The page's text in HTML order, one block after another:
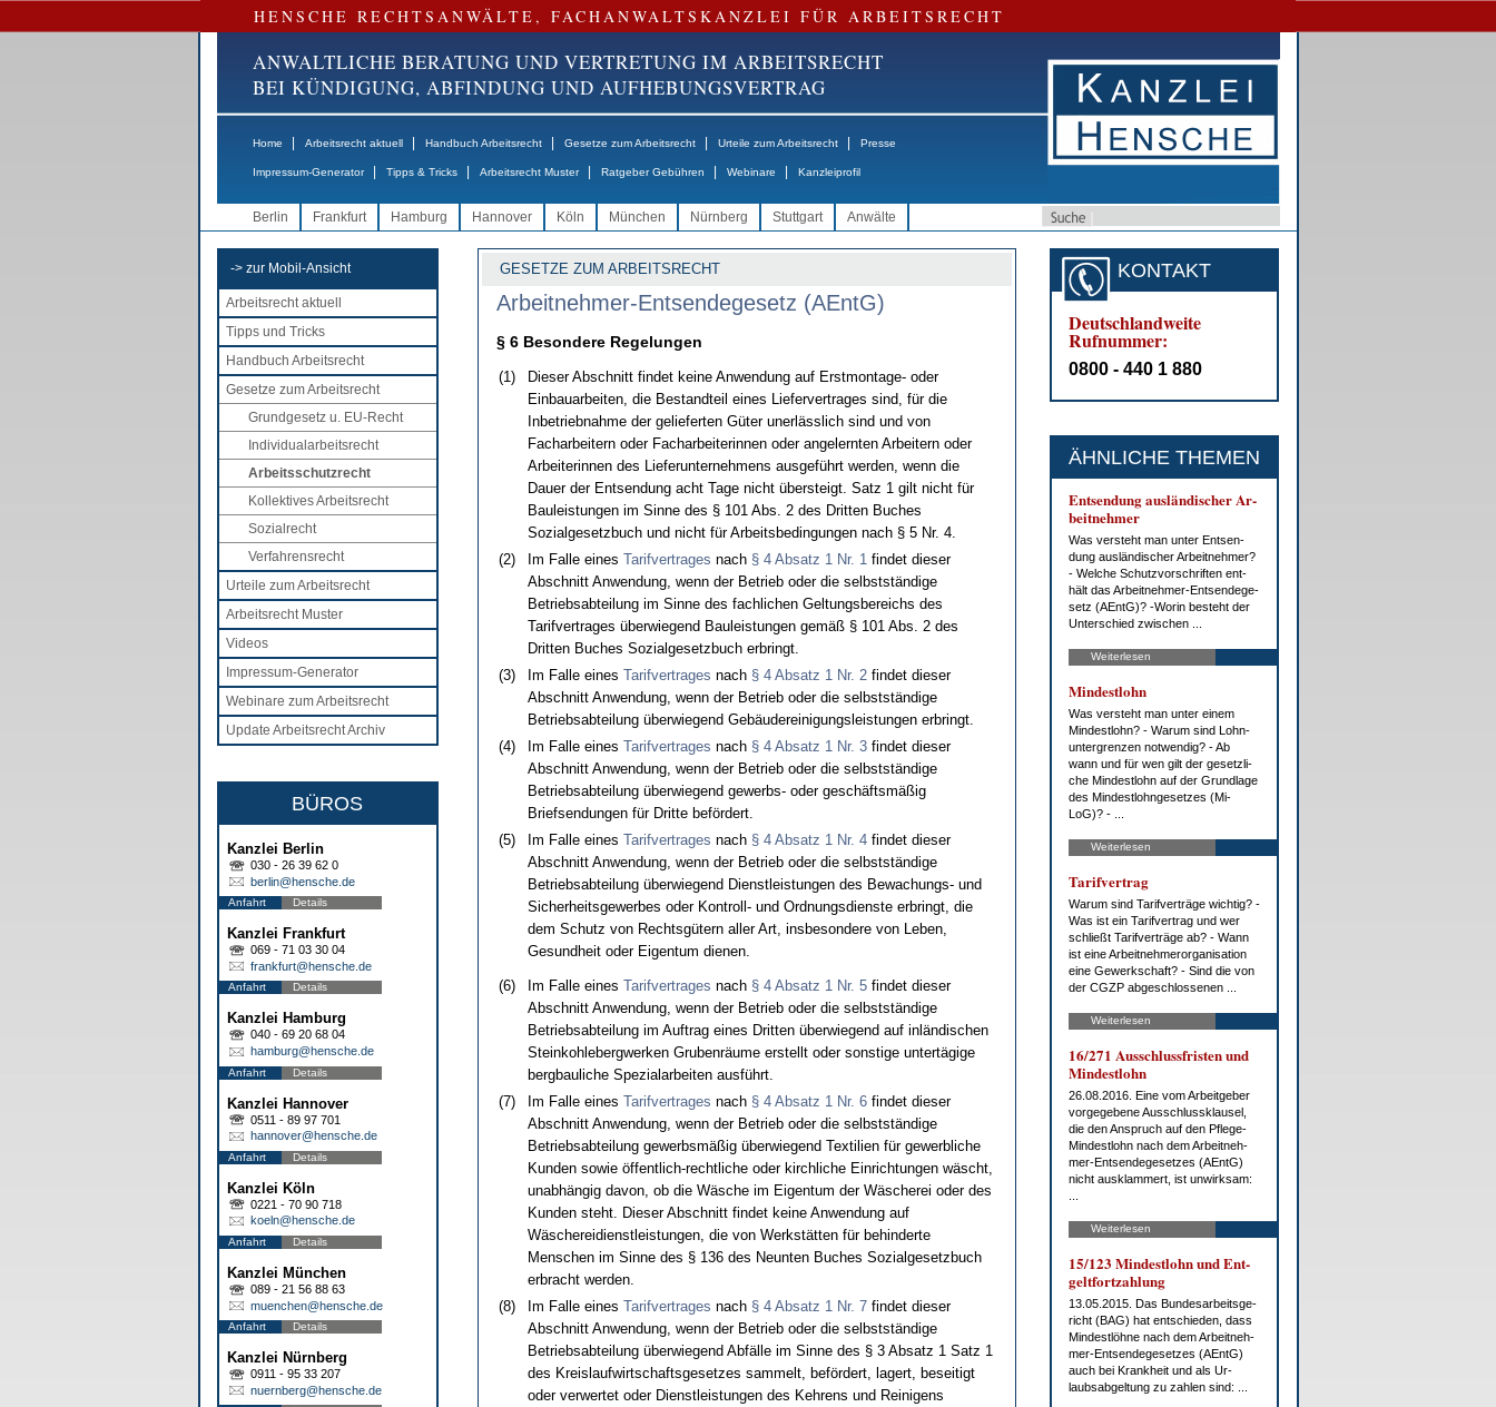
HENSCHE RECHTSANWÄLTE, FACHANWALTSKANZLEI FÜR ARBEITSRECHT
ANWALTLICHE BERATUNG UND VERTRETUNG IM ARBEITSRECHT
BEI KÜNDIGUNG, ABFINDUNG UND AUFHEBUNGSVERTRAG
Home Arbeitsrecht aktuell Handbuch Arbeitsrecht Gesetze zum Arbeitsrecht Urteile zum Arbeitsrecht Presse
Impressum-Generator Tipps & Tricks Arbeitsrecht Muster Ratgeber Gebühren Webinare Kanzleiprofil
Berlin Frankfurt Hamburg Hannover Köln München Nürnberg Stuttgart Anwälte
-> zur Mobil-Ansicht
Arbeitsrecht aktuell
Tipps und Tricks
Handbuch Arbeitsrecht
Gesetze zum Arbeitsrecht
Grundgesetz u. EU-Recht
Individualarbeitsrecht
Arbeitsschutzrecht
Kollektives Arbeitsrecht
Sozialrecht
Verfahrensrecht
Urteile zum Arbeitsrecht
Arbeitsrecht Muster
Videos
Impressum-Generator
Webinare zum Arbeitsrecht
Update Arbeitsrecht Archiv
BÜROS
Kanzlei Berlin
030 - 26 39 62 0
berlin@hensche.de
Anfahrt Details
Kanzlei Frankfurt
069 - 71 03 30 04
frankfurt@hensche.de
Anfahrt Details
Kanzlei Hamburg
040 - 69 20 68 04
hamburg@hensche.de
Anfahrt Details
Kanzlei Hannover
0511 - 89 97 701
hannover@hensche.de
Anfahrt Details
Kanzlei Köln
0221 - 70 90 718
koeln@hensche.de
Anfahrt Details
Kanzlei München
089 - 21 56 88 63
muenchen@hensche.de
Anfahrt Details
Kanzlei Nürnberg
0911 - 95 33 207
nuernberg@hensche.de
GESETZE ZUM ARBEITSRECHT
Arbeitnehmer-Entsendegesetz (AEntG)
§ 6 Besondere Regelungen
(1)
Dieser Abschnitt findet keine Anwendung auf Erstmontage- oder
Einbauarbeiten, die Bestandteil eines Liefervertrages sind, für die
Inbetriebnahme der gelieferten Güter unerlässlich sind und von
Facharbeitern oder Facharbeiterinnen oder angelernten Arbeitern oder
Arbeiterinnen des Lieferunternehmens ausgeführt werden, wenn die
Dauer der Entsendung acht Tage nicht übersteigt. Satz 1 gilt nicht für
Bauleistungen im Sinne des § 101 Abs. 2 des Dritten Buches
Sozialgesetzbuch und nicht für Arbeitsbedingungen nach § 5 Nr. 4.
(2)
Im Falle eines Tarifvertrages nach § 4 Absatz 1 Nr. 1findet dieser
Abschnitt Anwendung, wenn der Betrieb oder die selbstständige
Betriebsabteilung im Sinne des fachlichen Geltungsbereichs des
Tarifvertrages überwiegend Bauleistungen gemäß § 101 Abs. 2 des
Dritten Buches Sozialgesetzbuch erbringt.
(3)
Im Falle eines Tarifvertrages nach § 4 Absatz 1 Nr. 2findet dieser
Abschnitt Anwendung, wenn der Betrieb oder die selbstständige
Betriebsabteilung überwiegend Gebäudereinigungsleistungen erbringt.
(4)
Im Falle eines Tarifvertrages nach § 4 Absatz 1 Nr. 3findet dieser
Abschnitt Anwendung, wenn der Betrieb oder die selbstständige
Betriebsabteilung überwiegend gewerbs- oder geschäftsmäßig
Briefsendungen für Dritte befördert.
(5)
Im Falle eines Tarifvertrages nach § 4 Absatz 1 Nr. 4findet dieser
Abschnitt Anwendung, wenn der Betrieb oder die selbstständige
Betriebsabteilung überwiegend Dienstleistungen des Bewachungs- und
Sicherheitsgewerbes oder Kontroll- und Ordnungsdienste erbringt, die
dem Schutz von Rechtsgütern aller Art, insbesondere von Leben,
Gesundheit oder Eigentum dienen.
(6) Im Falle eines Tarifvertrages nach § 4 Absatz 1 Nr. 5findet dieser
Abschnitt Anwendung, wenn der Betrieb oder die selbstständige
Betriebsabteilung im Auftrag eines Dritten überwiegend auf inländischen
Steinkohlebergwerken Grubenräume erstellt oder sonstige untertägige
bergbauliche Spezialarbeiten ausführt.
(7)
Im Falle eines Tarifvertrages nach § 4 Absatz 1 Nr. 6findet dieser
Abschnitt Anwendung, wenn der Betrieb oder die selbstständige
Betriebsabteilung gewerbsmäßig überwiegend Textilien für gewerbliche
Kunden sowie öffentlich-rechtliche oder kirchliche Einrichtungen wäscht,
unabhängig davon, ob die Wäsche im Eigentum der Wäscherei oder des
Kunden steht. Dieser Abschnitt findet keine Anwendung auf
Wäschereidienstleistungen, die von Werkstätten für behinderte
Menschen im Sinne des § 136 des Neunten Buches Sozialgesetzbuch
erbracht werden.
(8)
Im Falle eines Tarifvertrages nach § 4 Absatz 1 Nr. 7findet dieser
Abschnitt Anwendung, wenn der Betrieb oder die selbstständige
Betriebsabteilung überwiegend Abfälle im Sinne des § 3 Absatz 1 Satz 1
des Kreislaufwirtschaftsgesetzes sammelt, befördert, lagert, beseitigt
oder verwertet oder Dienstleistungen des Kehrens und Reinigens
KONTAKT
Deutschlandweite
Rufnummer:
0800 - 440 1 880
ÄHNLICHE THEMEN
Ent­sen­dung aus­län­di­scher Ar­
beit­neh­mer
Was ver­steht man un­ter Ent­sen­
dung aus­län­di­scher Ar­beit­neh­mer?
- Wel­che Schutz­vor­schrif­ten ent­
hält das Ar­beit­neh­mer-Ent­sen­de­ge­
setz (AEntG)? -Wor­in be­steht der
Un­ter­schied zwi­schen ...
Weiterlesen
Min­dest­lohn
Was ver­steht man un­ter ei­nem
Min­dest­lohn? - War­um sind Lohn­
un­ter­gren­zen not­wen­dig? - Ab
wann und für wen gilt der ge­setz­li­
che Min­dest­lohn auf der Grund­la­ge
des Min­dest­l­ohn­ge­set­zes (Mi­
LoG)? - ...
Weiterlesen
Ta­rif­ver­trag
War­um sind Ta­rif­ver­trä­ge wich­tig? -
Was ist ein Ta­rif­ver­trag und wer
schließt Ta­rif­ver­trä­ge ab? - Wann
ist ei­ne Ar­beit­neh­mer­or­ga­ni­sa­ti­on
ei­ne Ge­werk­schaft? - Sind die von
der CG­ZP ab­ge­schlos­se­nen ...
Weiterlesen
16/271 Aus­schluss­fris­ten und
Min­dest­lohn
26.08.2016. Ei­ne vom Ar­beit­ge­ber
vor­ge­ge­be­ne Aus­schluss­klau­sel,
die den An­spruch auf den Pfle­ge-
Min­dest­lohn nach dem Ar­beit­neh­
mer-Ent­sen­de­ge­set­zes (AEntG)
nicht aus­klam­mert, ist un­wirk­sam:
Weiterlesen
15/123 Min­dest­lohn und Ent­
gelt­fort­zah­lung
13.05.2015. Das Bun­des­ar­beits­ge­
richt (BAG) hat ent­schie­den, dass
Min­dest­löh­ne nach dem Ar­beit­neh­
mer-Ent­sen­de­ge­set­zes (AEntG)
auch bei Krank­heit und als Ur­
laubs­ab­gel­tung zu zah­len sind: ...